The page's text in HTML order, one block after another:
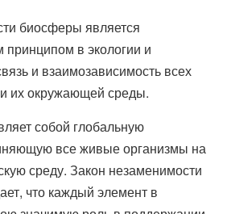
биосферы является
в экологии и
и взаимозависимость всех
их окружающей среды.
собой глобальную
все живые организмы на
среду. Закон незаменимости
что каждый элемент в